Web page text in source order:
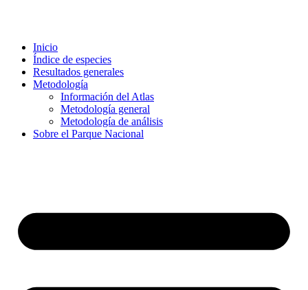
Inicio
Índice de especies
Resultados generales
Metodología
Información del Atlas
Metodología general
Metodología de análisis
Sobre el Parque Nacional